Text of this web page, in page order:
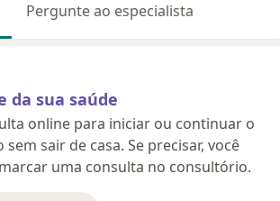
Pergunte ao especialista
da sua saúde
online para iniciar ou continuar o
sair de casa. Se precisar, você
uma consulta no consultório.